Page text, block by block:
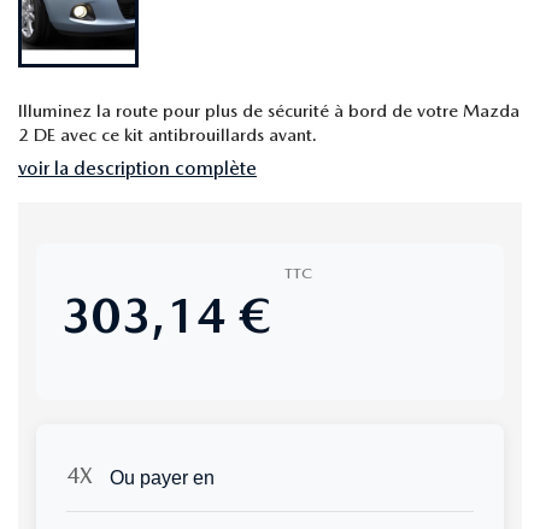
Illuminez la route pour plus de sécurité à bord de votre Mazda
2 DE avec ce kit antibrouillards avant.
voir la description complète
303,14 €
TTC
Ou payer en